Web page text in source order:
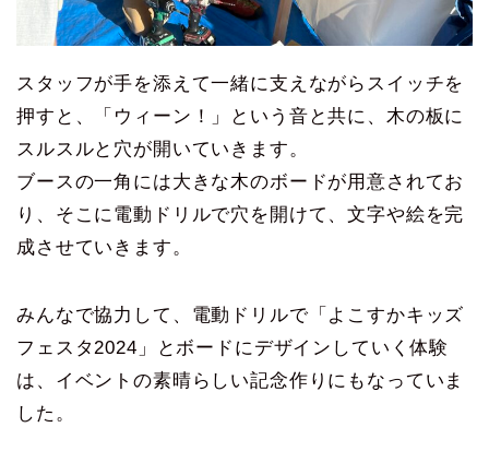
スタッフが手を添えて一緒に支えながらスイッチを
押すと、「ウィーン！」という音と共に、木の板に
スルスルと穴が開いていきます。
ブースの一角には大きな木のボードが用意されてお
り、そこに電動ドリルで穴を開けて、文字や絵を完
成させていきます。
みんなで協力して、電動ドリルで「よこすかキッズ
フェスタ2024」とボードにデザインしていく体験
は、イベントの素晴らしい記念作りにもなっていま
した。